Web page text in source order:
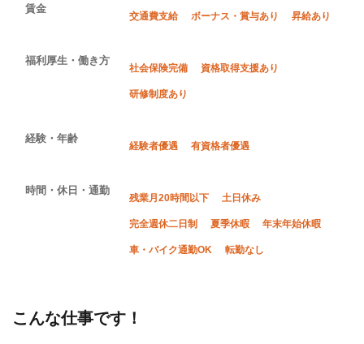
賃金
交通費支給 ボーナス・賞与あり 昇給あり
福利厚生・働き方
社会保険完備 資格取得支援あり
研修制度あり
経験・年齢
経験者優遇 有資格者優遇
時間・休日・通勤
残業月20時間以下 土日休み
完全週休二日制 夏季休暇 年末年始休暇
車・バイク通勤OK 転勤なし
こんな仕事です！